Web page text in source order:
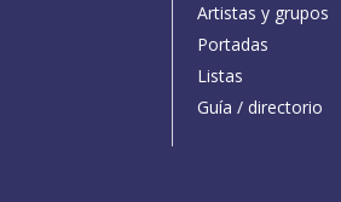
Artistas y grupos
Portadas
Listas
Guía / directorio